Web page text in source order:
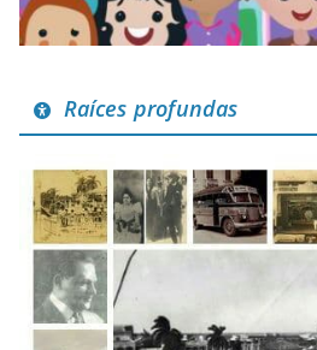
Raíces profundas